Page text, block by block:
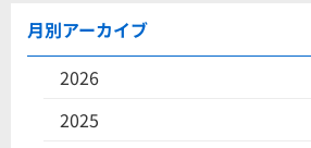
月別アーカイブ
2026
2025